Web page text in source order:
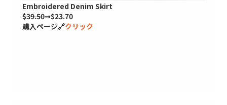
Embroidered Denim Skirt
$39.50➞$23.70
購入ページ🔗クリック